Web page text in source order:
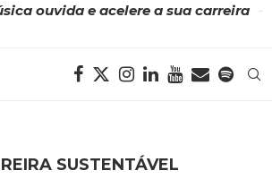
ouvida e acelere a sua carreira
SUSTENTÁVEL